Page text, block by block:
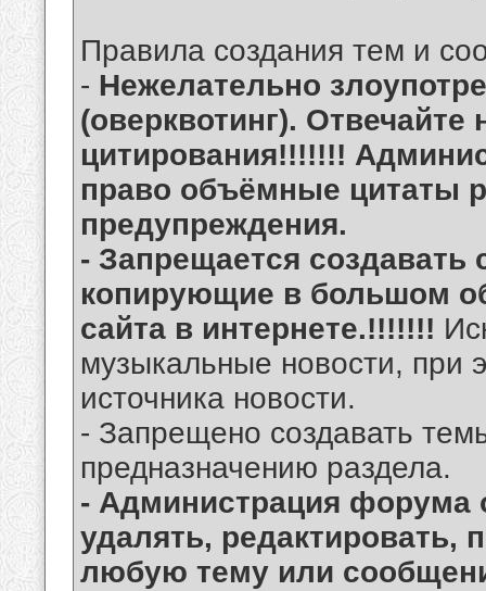
Правила создания тем и
- Нежелательно
(оверквотинг).
цитирования!!!!!!!
право объёмные цитаты
предупреждения.
- Запрещается
копирующие в большом
сайта в интернете.!!!!!!!
музыкальные новости, при
источника новости.
- Запрещено создавать
предназначению раздела.
- Администрация форума
удалять, редактировать,
любую тему или